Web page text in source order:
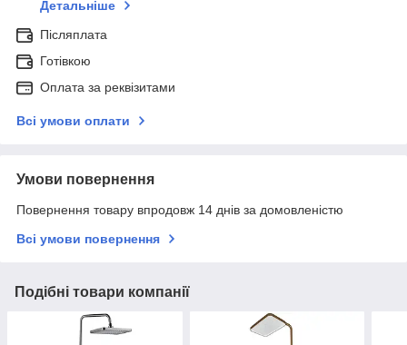
Детальніше
Післяплата
Готівкою
Оплата за реквізитами
Всі умови оплати
Умови повернення
Повернення товару впродовж 14 днів за домовленістю
Всі умови повернення
Подібні товари компанії